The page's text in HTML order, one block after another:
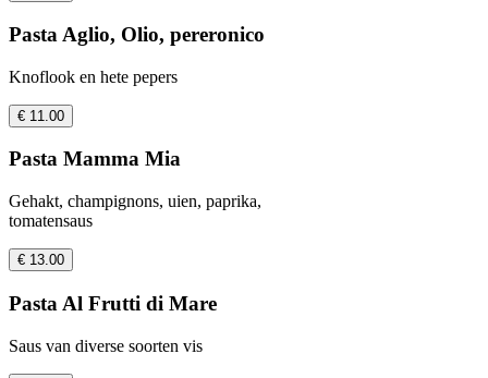
Pasta Aglio, Olio, pereronico
Knoflook en hete pepers
€ 11.00
Pasta Mamma Mia
Gehakt, champignons, uien, paprika,
tomatensaus
€ 13.00
Pasta Al Frutti di Mare
Saus van diverse soorten vis